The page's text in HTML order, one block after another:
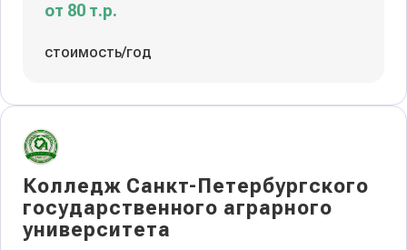
от 80 т.р.
стоимость/год
Колледж Санкт-Петербургского
государственного аграрного
университета